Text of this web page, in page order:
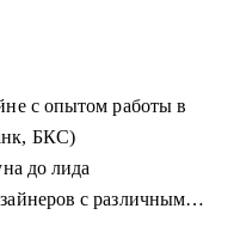
с опытом работы в
БКС)
до лида
с различным